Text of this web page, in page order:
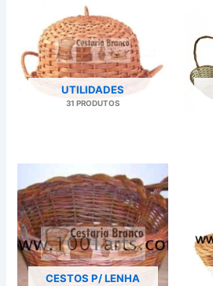
UTILIDADES
31 PRODUTOS
CESTOS P/ LENHA